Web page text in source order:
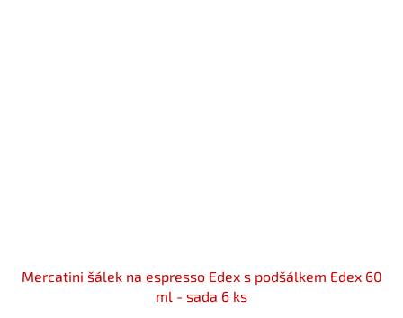
Mercatini šálek na espresso Edex s podšálkem Edex 60
ml - sada 6 ks